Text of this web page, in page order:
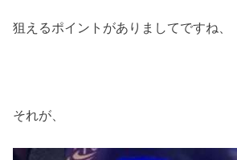
狙えるポイントがありましてですね、
それが、